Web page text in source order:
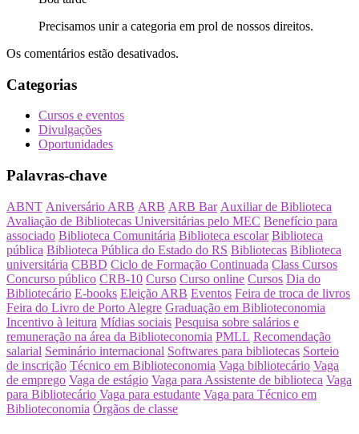
Precisamos unir a categoria em prol de nossos direitos.
Os comentários estão desativados.
Categorias
Cursos e eventos
Divulgações
Oportunidades
Palavras-chave
ABNT Aniversário ARB ARB ARB Bar Auxiliar de Biblioteca
Avaliação de Bibliotecas Universitárias pelo MEC Benefício para
associado Biblioteca Comunitária Biblioteca escolar Biblioteca
pública Biblioteca Pública do Estado do RS Bibliotecas Biblioteca
universitária CBBD Ciclo de Formação Continuada Class Cursos
Concurso público CRB-10 Curso Curso online Cursos Dia do
Bibliotecário E-books Eleição ARB Eventos Feira de troca de livros
Feira do Livro de Porto Alegre Graduação em Biblioteconomia
Incentivo à leitura Mídias sociais Pesquisa sobre salários e
remuneração na área da Biblioteconomia PMLL Recomendação
salarial Seminário internacional Softwares para bibliotecas Sorteio
de inscrição Técnico em Biblioteconomia Vaga bibliotecário Vaga
de emprego Vaga de estágio Vaga para Assistente de biblioteca Vaga
para Bibliotecário Vaga para estudante Vaga para Técnico em
Biblioteconomia Órgãos de classe